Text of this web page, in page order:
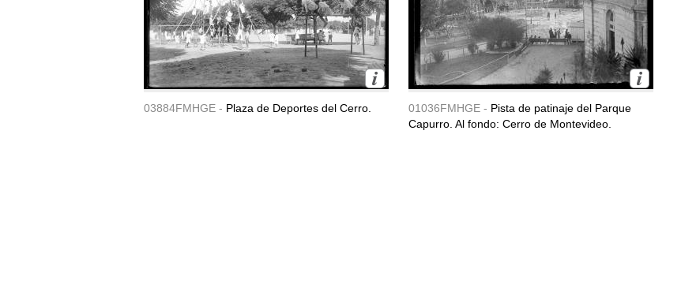
03884FMHGE - Plaza de Deportes del Cerro. 01036FMHGE - Pista de patinaje del Parque
Capurro. Al fondo: Cerro de Montevideo.